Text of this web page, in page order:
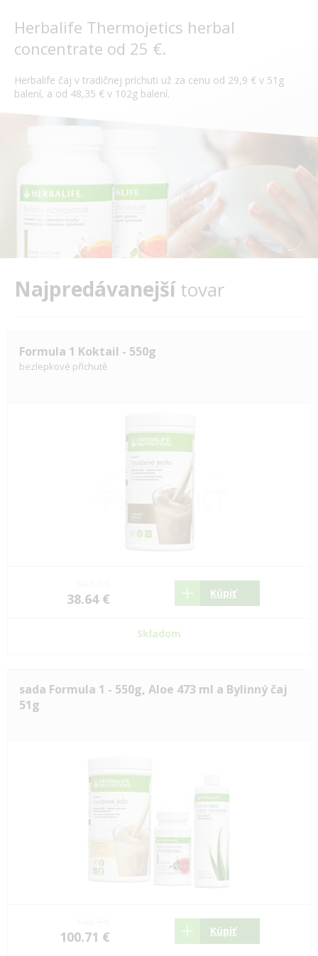
Herbalife Thermojetics herbal
concentrate od 25 €.
Herbalife čaj v tradičnej príchuti už za cenu od 29,9 € v 51g
balení, a od 48,35 € v 102g balení.
Najpredávanejšítovar
Formula 1 Koktail - 550g
bezlepkové příchutě
38.64 € Kúpiť
Skladom
sada Formula 1 - 550g, Aloe 473 ml a Bylinný čaj
51g
100.71 € Kúpiť